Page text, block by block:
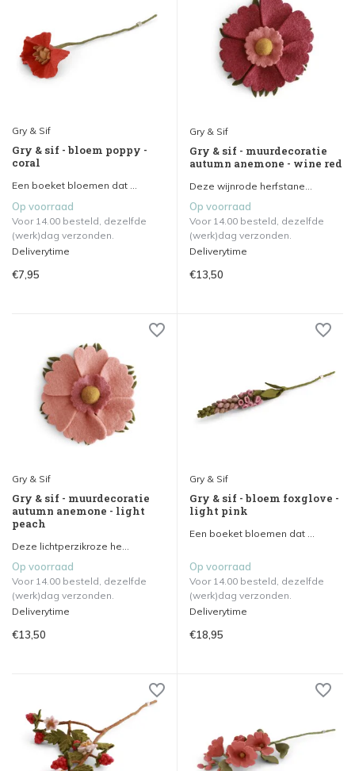
Gry & Sif
Gry & sif - bloem poppy -
coral
Een boeket bloemen dat ...
Op voorraad
Voor 14.00 besteld, dezelfde
(werk)dag verzonden.
Deliverytime
€7,95
Gry & Sif
Gry & sif - muurdecoratie
autumn anemone - wine red
Deze wijnrode herfstane...
Op voorraad
Voor 14.00 besteld, dezelfde
(werk)dag verzonden.
Deliverytime
€13,50
Gry & Sif
Gry & sif - muurdecoratie
autumn anemone - light
peach
Deze lichtperzikroze he...
Op voorraad
Voor 14.00 besteld, dezelfde
(werk)dag verzonden.
Deliverytime
€13,50
Gry & Sif
Gry & sif - bloem foxglove -
light pink
Een boeket bloemen dat ...
Op voorraad
Voor 14.00 besteld, dezelfde
(werk)dag verzonden.
Deliverytime
€18,95